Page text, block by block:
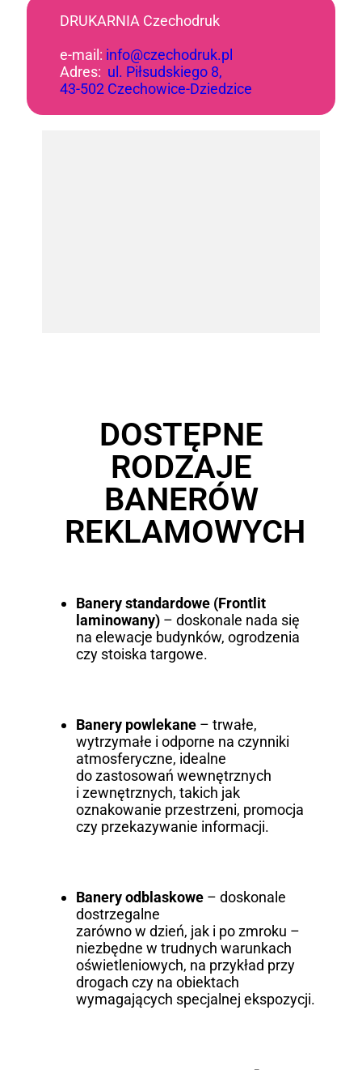
DRUKARNIA Czechodruk
e-mail: info@czechodruk.pl
Adres: ul. Piłsudskiego 8,
43-502 Czechowice-Dziedzice
DOSTĘPNE
RODZAJE
BANERÓW
REKLAMOWYCH
Banery standardowe (Frontlit
laminowany)– doskonale nada się
na elewacje budynków, ogrodzenia
czy stoiska targowe.
Banery powlekane– trwałe,
wytrzymałe i odporne na czynniki
atmosferyczne, idealne
do zastosowań wewnętrznych
i zewnętrznych, takich jak
oznakowanie przestrzeni, promocja
czy przekazywanie informacji.
Banery odblaskowe– doskonale
dostrzegalne
zarówno w dzień, jak i po zmroku –
niezbędne w trudnych warunkach
oświetleniowych, na przykład przy
drogach czy na obiektach
wymagających specjalnej ekspozycji.